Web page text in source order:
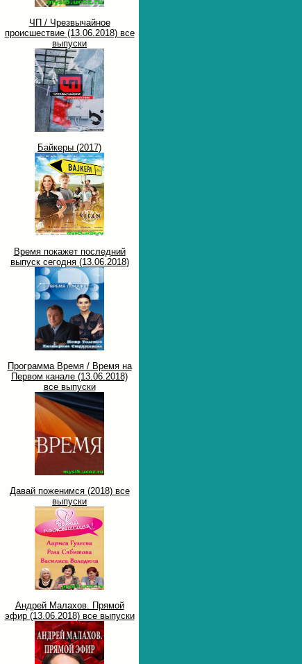
ЧП / Чрезвычайное
происшествие (13.06.2018) все
выпуски
Байкеры (2017)
Время покажет последний
выпуск сегодня (13.06.2018)
Программа Время / Время на
Первом канале (13.06.2018)
все выпуски
Давай поженимся (2018) все
выпуски
Андрей Малахов. Прямой
эфир (13.06.2018) все выпуски